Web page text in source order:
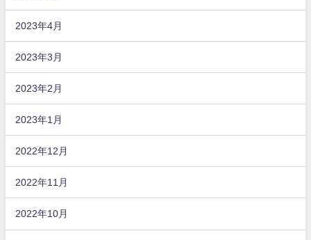
2023年4月
2023年3月
2023年2月
2023年1月
2022年12月
2022年11月
2022年10月